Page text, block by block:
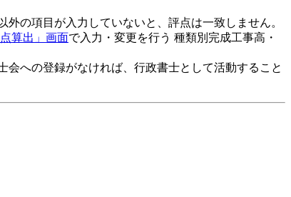
外の項目が入力していないと、評点は一致しません。
点算出」画面で入力・変更を行う 種類別完成工事高・
への登録がなければ、行政書士として活動すること